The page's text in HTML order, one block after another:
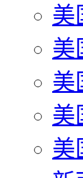
美
美
美
美
美